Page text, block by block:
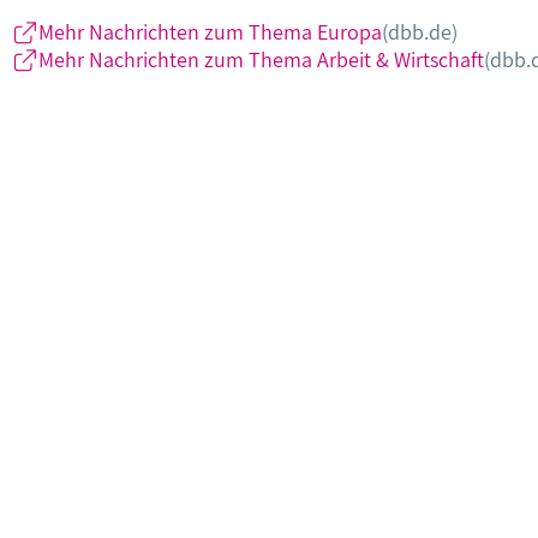
Mehr Nachrichten zum Thema Europa(dbb.de)
Mehr Nachrichten zum Thema Arbeit & Wirtschaft